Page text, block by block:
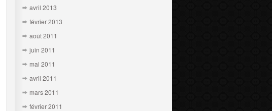
avril 2013
février 2013
août 2011
juin 2011
mai 2011
avril 2011
mars 2011
février 2011